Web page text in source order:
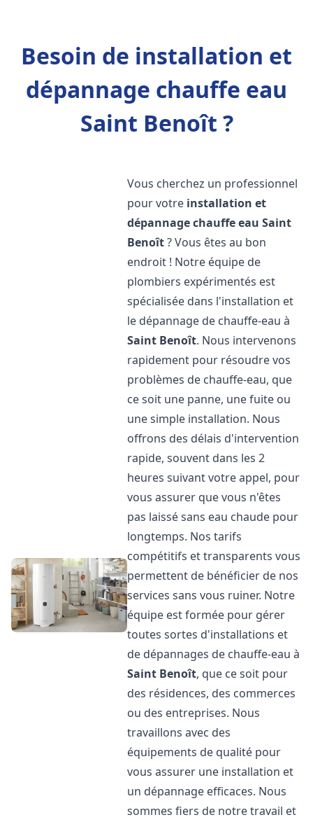
Besoin de installation et
dépannage chauffe eau
Saint Benoît ?
Vous cherchez un professionnel
pour votre installation et
dépannage chauffe eau Saint
Benoît? Vous êtes au bon
endroit ! Notre équipe de
plombiers expérimentés est
spécialisée dans l'installation et
le dépannage de chauffe-eau à
Saint Benoît. Nous intervenons
rapidement pour résoudre vos
problèmes de chauffe-eau, que
ce soit une panne, une fuite ou
une simple installation. Nous
offrons des délais d'intervention
rapide, souvent dans les 2
heures suivant votre appel, pour
vous assurer que vous n'êtes
pas laissé sans eau chaude pour
longtemps. Nos tarifs
compétitifs et transparents vous
permettent de bénéficier de nos
services sans vous ruiner. Notre
équipe est formée pour gérer
toutes sortes d'installations et
de dépannages de chauffe-eau à
Saint Benoît, que ce soit pour
des résidences, des commerces
ou des entreprises. Nous
travaillons avec des
équipements de qualité pour
vous assurer une installation et
un dépannage efficaces. Nous
sommes fiers de notre travail et